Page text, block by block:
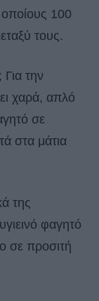
100
τους.
Για την
χαρά, απλό
σε
στα μάτια
της
φαγητό
σε προσιτή